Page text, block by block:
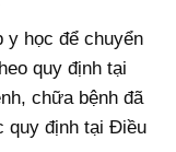
y học để chuyển
quy định tại
chữa bệnh đã
quy định tại Điều